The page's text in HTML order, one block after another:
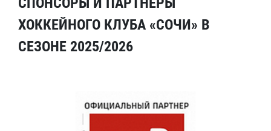
ХОККЕЙНОГО КЛУБА «СОЧИ» В
СЕЗОНЕ 2025/2026